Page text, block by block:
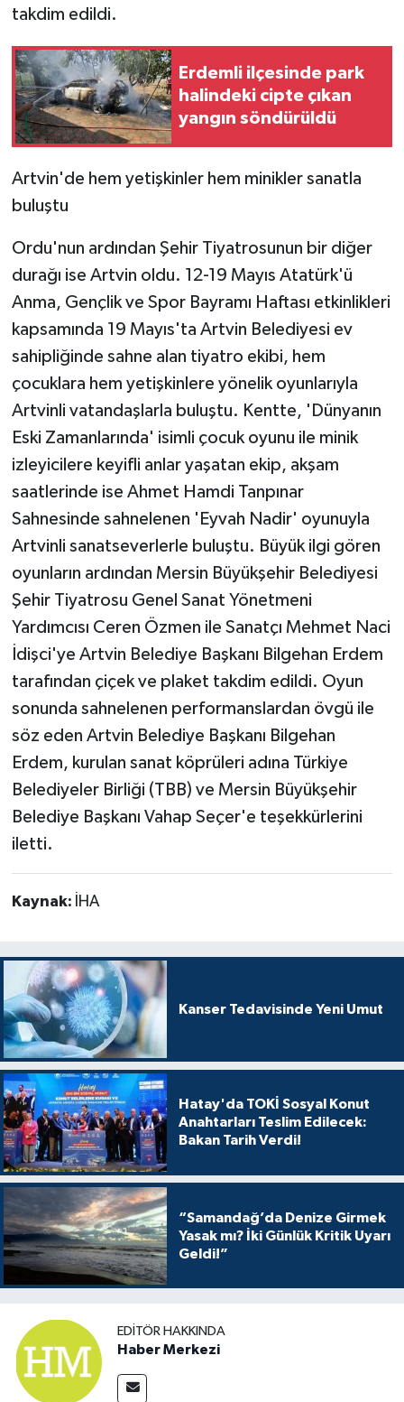
takdim edildi.
Erdemli ilçesinde park
halindeki cipte çıkan
yangın söndürüldü
Artvin'de hem yetişkinler hem minikler sanatla
buluştu
Ordu'nun ardından Şehir Tiyatrosunun bir diğer
durağı ise Artvin oldu. 12-19 Mayıs Atatürk'ü
Anma, Gençlik ve Spor Bayramı Haftası etkinlikleri
kapsamında 19 Mayıs'ta Artvin Belediyesi ev
sahipliğinde sahne alan tiyatro ekibi, hem
çocuklara hem yetişkinlere yönelik oyunlarıyla
Artvinli vatandaşlarla buluştu. Kentte, 'Dünyanın
Eski Zamanlarında' isimli çocuk oyunu ile minik
izleyicilere keyifli anlar yaşatan ekip, akşam
saatlerinde ise Ahmet Hamdi Tanpınar
Sahnesinde sahnelenen 'Eyvah Nadir' oyunuyla
Artvinli sanatseverlerle buluştu. Büyük ilgi gören
oyunların ardından Mersin Büyükşehir Belediyesi
Şehir Tiyatrosu Genel Sanat Yönetmeni
Yardımcısı Ceren Özmen ile Sanatçı Mehmet Naci
İdişci'ye Artvin Belediye Başkanı Bilgehan Erdem
tarafından çiçek ve plaket takdim edildi. Oyun
sonunda sahnelenen performanslardan övgü ile
söz eden Artvin Belediye Başkanı Bilgehan
Erdem, kurulan sanat köprüleri adına Türkiye
Belediyeler Birliği (TBB) ve Mersin Büyükşehir
Belediye Başkanı Vahap Seçer'e teşekkürlerini
iletti.
Kaynak: İHA
Kanser Tedavisinde Yeni Umut
Hatay'da TOKİ Sosyal Konut
Anahtarları Teslim Edilecek:
Bakan Tarih Verdi!
“Samandağ’da Denize Girmek
Yasak mı? İki Günlük Kritik Uyarı
Geldi!”
EDITÖR HAKKINDA
Haber Merkezi